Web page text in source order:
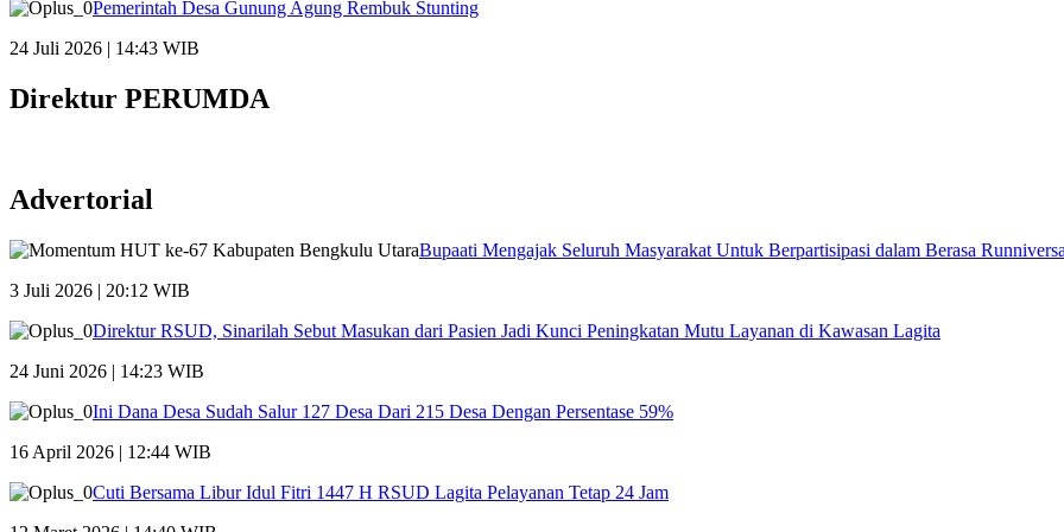
Pemerintah Desa Gunung Agung Rembuk Stunting
24 Juli 2026 | 14:43 WIB
Direktur PERUMDA
Advertorial
Bupaati Mengajak Seluruh Masyarakat Untuk Berpartisipasi dalam Berasa
3 Juli 2026 | 20:12 WIB
Direktur RSUD, Sinarilah Sebut Masukan dari Pasien Jadi Kunci Peningkatan Mutu Layanan di Kawasan Lagita
24 Juni 2026 | 14:23 WIB
Ini Dana Desa Sudah Salur 127 Desa Dari 215 Desa Dengan Persentase 59%
16 April 2026 | 12:44 WIB
Cuti Bersama Libur Idul Fitri 1447 H RSUD Lagita Pelayanan Tetap 24 Jam